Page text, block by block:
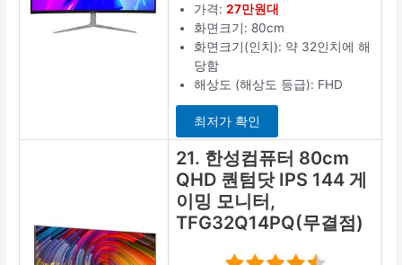
가격:27만원대
화면크기: 80cm
화면크기(인치): 약 32인치에 해
당함
해상도 (해상도 등급): FHD
최저가 확인
21. 한성컴퓨터 80cm
QHD 퀀텀닷 IPS 144 게
이밍 모니터,
TFG32Q14PQ(무결점)